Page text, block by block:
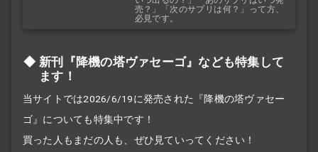
売？」「次のサプリは何？」って方、
必見です。
新刊『降機の塔ヴァセーゴ』なども特集して
ます！
当サイトでは2026/6/19に発売された『降機の塔ヴァセー
ゴ』についても特集中です！
買った人もまだの人も、ぜひ見ていってください！